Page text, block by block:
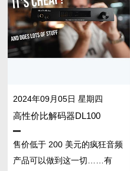
2024年09月05日 星期四
高性价比解码器DL100
售价低于 200 美元的疯狂音频
产品可以做到这一切……有